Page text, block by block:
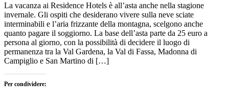
La vacanza ai Residence Hotels è all’asta anche nella stagione
invernale. Gli ospiti che desiderano vivere sulla neve sciate
interminabili e l’aria frizzante della montagna, scelgono anche
quanto pagare il soggiorno. La base dell’asta parte da 25 euro a
persona al giorno, con la possibilità di decidere il luogo di
permanenza tra la Val Gardena, la Val di Fassa, Madonna di
Campiglio e San Martino di […]
Per condividere: